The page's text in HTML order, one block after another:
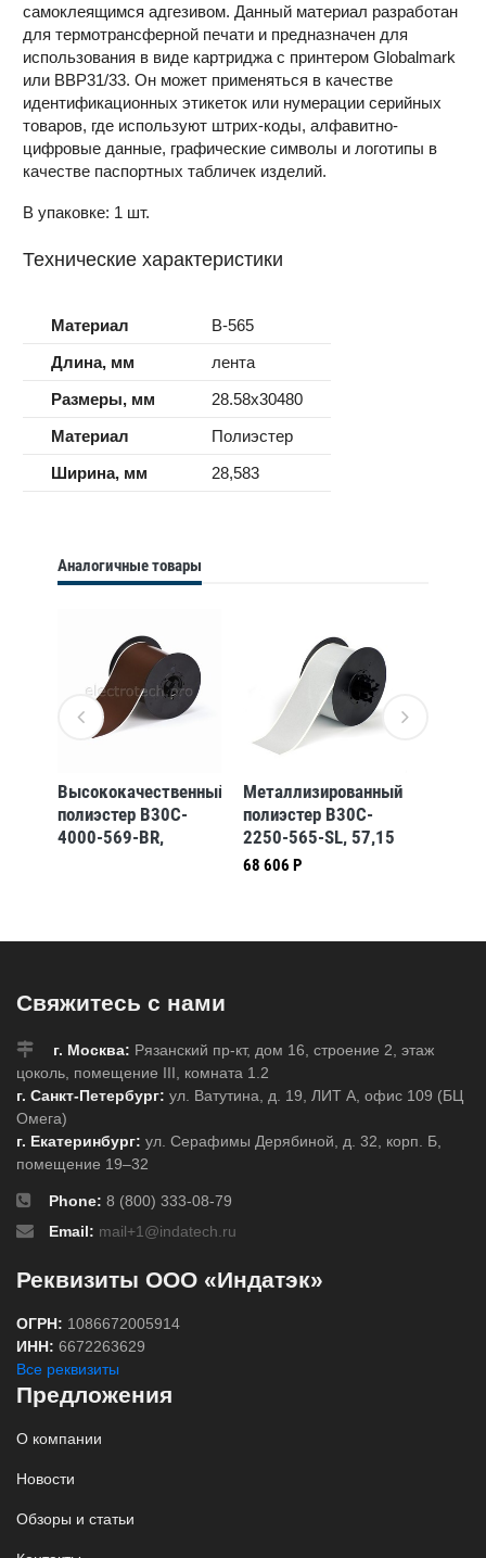
самоклеящимся адгезивом. Данный материал разработан
для термотрансферной печати и предназначен для
использования в виде картриджа с принтером Globalmark
или BBP31/33. Он может применяться в качестве
идентификационных этикеток или нумерации серийных
товаров, где используют штрих-коды, алфавитно-
цифровые данные, графические символы и логотипы в
качестве паспортных табличек изделий.
В упаковке: 1 шт.
Технические характеристики
Материал
B-565
Длина, мм
лента
Размеры, мм
28.58x30480
Материал
Полиэстер
Ширина, мм
28,583
Аналогичные товары
Высококачественный
полиэстер B30C-
4000-569-BR,
Металлизированный
полиэстер B30C-
2250-565-SL, 57,15
мм * 30,48 м
68 606 Р
Свяжитесь с нами
г. Москва: Рязанский пр-кт, дом 16, строение 2, этаж
цоколь, помещение III, комната 1.2
г. Санкт-Петербург: ул. Ватутина, д. 19, ЛИТ А, офис 109 (БЦ
Омега)
г. Екатеринбург: ул. Серафимы Дерябиной, д. 32, корп. Б,
помещение 19–32
Phone: 8 (800) 333-08-79
Email: mail+1@indatech.ru
Реквизиты ООО «Индатэк»
ОГРН: 1086672005914
ИНН: 6672263629
Все реквизиты
Предложения
О компании
Новости
Обзоры и статьи